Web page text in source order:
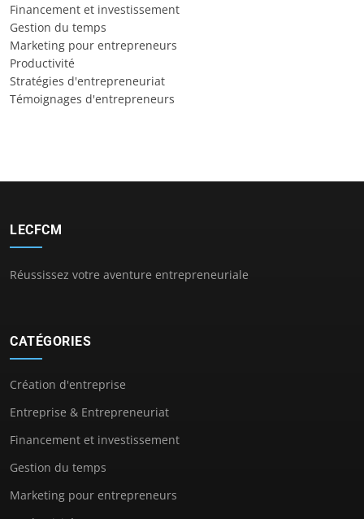
Financement et investissement
Gestion du temps
Marketing pour entrepreneurs
Productivité
Stratégies d'entrepreneuriat
Témoignages d'entrepreneurs
LECFCM
Réussissez votre aventure entrepreneuriale
CATÉGORIES
Création d'entreprise
Entreprise & Entrepreneuriat
Financement et investissement
Gestion du temps
Marketing pour entrepreneurs